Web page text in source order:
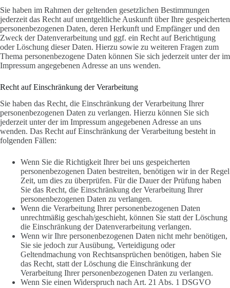
Sie haben im Rahmen der geltenden gesetzlichen Bestimmungen
jederzeit das Recht auf unentgeltliche Auskunft über Ihre gespeicherten
personenbezogenen Daten, deren Herkunft und Empfänger und den
Zweck der Datenverarbeitung und ggf. ein Recht auf Berichtigung
oder Löschung dieser Daten. Hierzu sowie zu weiteren Fragen zum
Thema personenbezogene Daten können Sie sich jederzeit unter der im
Impressum angegebenen Adresse an uns wenden.
Recht auf Einschränkung der Verarbeitung
Sie haben das Recht, die Einschränkung der Verarbeitung Ihrer
personenbezogenen Daten zu verlangen. Hierzu können Sie sich
jederzeit unter der im Impressum angegebenen Adresse an uns
wenden. Das Recht auf Einschränkung der Verarbeitung besteht in
folgenden Fällen:
Wenn Sie die Richtigkeit Ihrer bei uns gespeicherten
personenbezogenen Daten bestreiten, benötigen wir in der Regel
Zeit, um dies zu überprüfen. Für die Dauer der Prüfung haben
Sie das Recht, die Einschränkung der Verarbeitung Ihrer
personenbezogenen Daten zu verlangen.
Wenn die Verarbeitung Ihrer personenbezogenen Daten
unrechtmäßig geschah/geschieht, können Sie statt der Löschung
die Einschränkung der Datenverarbeitung verlangen.
Wenn wir Ihre personenbezogenen Daten nicht mehr benötigen,
Sie sie jedoch zur Ausübung, Verteidigung oder
Geltendmachung von Rechtsansprüchen benötigen, haben Sie
das Recht, statt der Löschung die Einschränkung der
Verarbeitung Ihrer personenbezogenen Daten zu verlangen.
Wenn Sie einen Widerspruch nach Art. 21 Abs. 1 DSGVO